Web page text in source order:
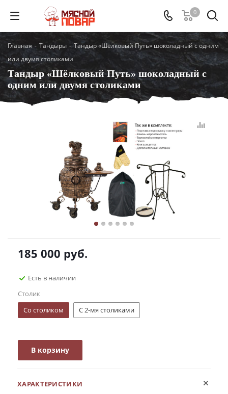
0
Главная - Тандыры - Тандыр «Шёлковый Путь» шоколадный с одним
или двумя столиками
Тандыр «Шёлковый Путь» шоколадный с
одним или двумя столиками
185 000 руб.
Есть в наличии
Столик
Со столиком
С 2-мя столиками
В корзину
ХАРАКТЕРИСТИКИ